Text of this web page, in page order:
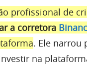
profissional de
a corretora
. Ele narrou
na